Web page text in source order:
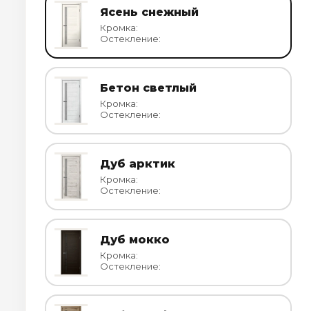
Ясень снежный
Кромка:
Остекление:
Бетон светлый
Кромка:
Остекление:
Дуб арктик
Кромка:
Остекление:
Дуб мокко
Кромка:
Остекление: